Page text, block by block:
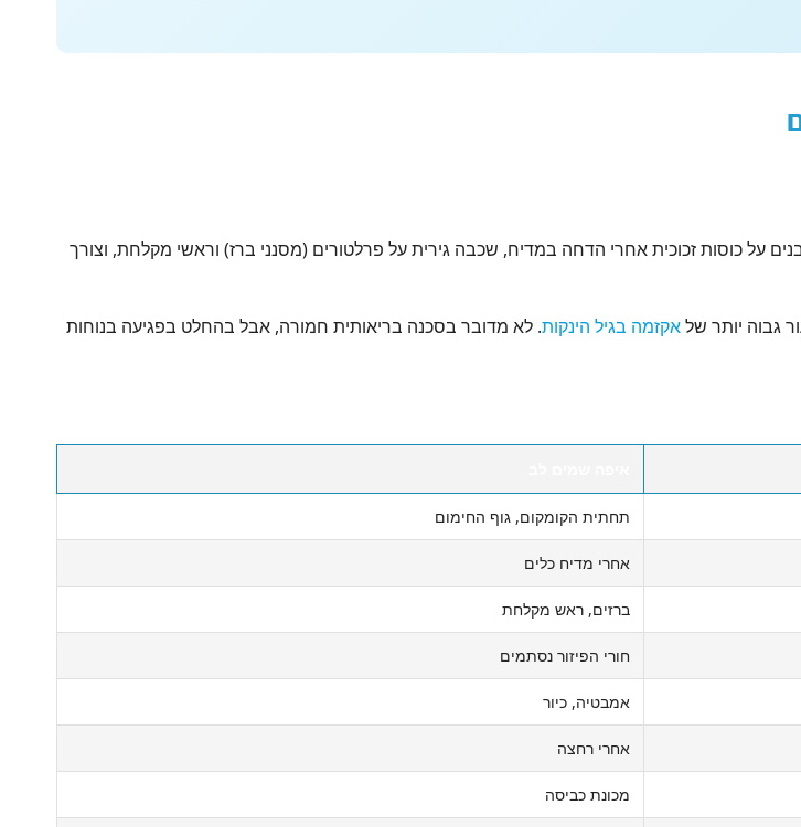
על כוסות זכוכית אחרי הדחה במדיח, שכבה גירית על פרלטורים (מסנני ברז) וראשי מקלחת, וצורך
גבוה יותר שלאקזמה בגיל הינקות. לא מדובר בסכנה בריאותית חמורה, אבל בהחלט בפגיעה בנוחות
תחתית הקומקום, גוף החימום
אחרי מדיח כלים
ברזים, ראש מקלחת
חורי הפיזור נסתמים
אמבטיה, כיור
אחרי רחצה
מכונת כביסה